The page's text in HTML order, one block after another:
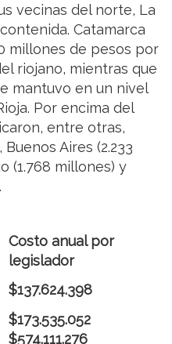
vecinas del norte, La
Catamarca
millones de pesos por
riojano, mientras que
mantuvo en un nivel
Por encima del
entre otras,
Aires (2.233
(1.768 millones) y
Costo anual por
legislador
$137.624.398
$173.535.052
$574.111.276